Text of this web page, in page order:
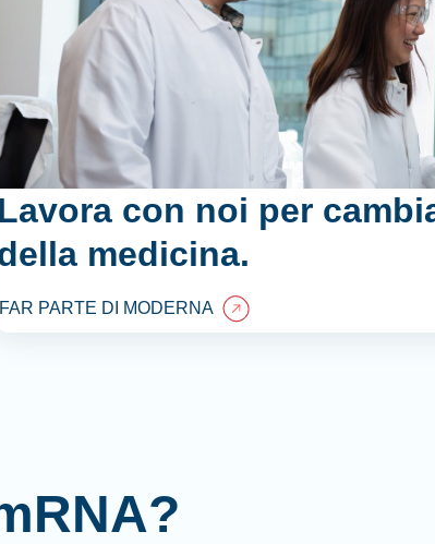
Lavora con noi per
medicina.
FAR PARTE DI MODERNA